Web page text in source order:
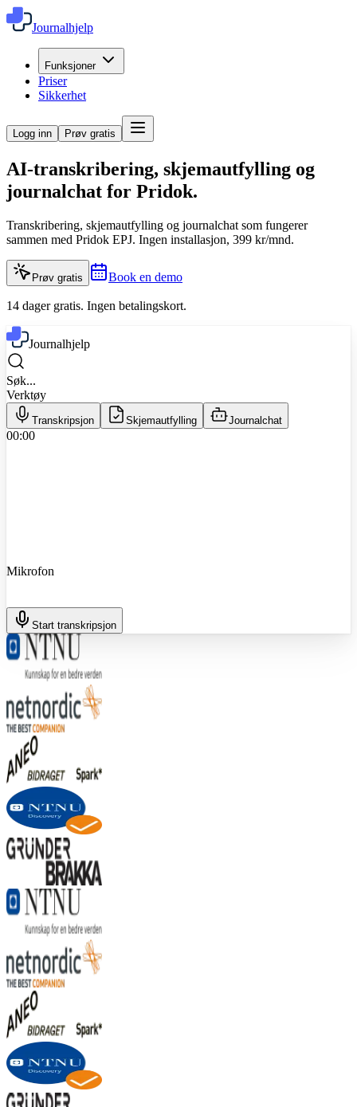
Journalhjelp
Funksjoner
Priser
Sikkerhet
Logg inn Prøv gratis
AI-transkribering, skjemautfylling og
journalchat for Pridok.
Transkribering, skjemautfylling og journalchat som fungerer
sammen med Pridok EPJ. Ingen installasjon, 399 kr/mnd.
Prøv gratis Book en demo
14 dager gratis. Ingen betalingskort.
Journalhjelp
Søk...
Verktøy
Transkripsjon Skjemautfylling Journalchat
00:00
Mikrofon
Start transkripsjon